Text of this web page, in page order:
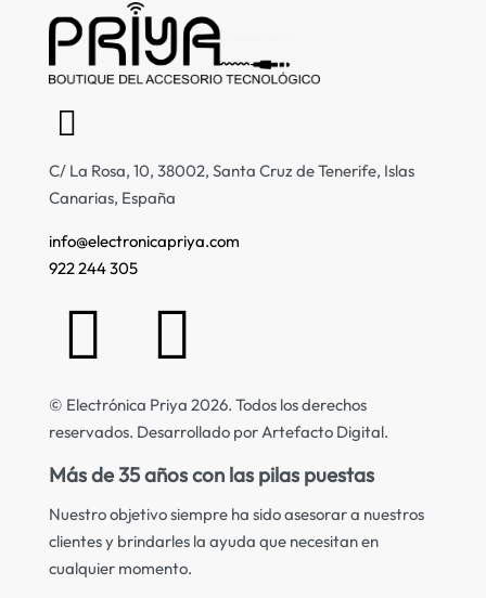
C/ La Rosa, 10, 38002, Santa Cruz de Tenerife, Islas
Canarias, España
info@electronicapriya.com
922 244 305
© Electrónica Priya 2026. Todos los derechos
reservados. Desarrollado por Artefacto Digital.
Más de 35 años con las pilas puestas
Nuestro objetivo siempre ha sido asesorar a nuestros
clientes y brindarles la ayuda que necesitan en
cualquier momento.